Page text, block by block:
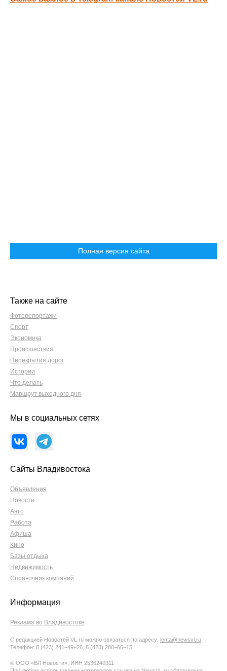
Полная версия сайта
Также на сайте
Фоторепортажи
Спорт
Экономика
Происшествия
Перекрытия дорог
Истории
Что делать
Маршрут выходного дня
Мы в социальных сетях
Сайты Владивостока
Объявления
Новости
Авто
Работа
Афиша
Кино
Базы отдыха
Недвижимость
Справочник компаний
Информация
Реклама во Владивостоке
С редакцией Новостей VL.ru можно связаться по адресу: lenta@newsvl.ru
Телефон: 8 (423) 241−49−26, 8 (423) 280−66−15
© ООО «ВЛ Новости», ИНН 2536240311